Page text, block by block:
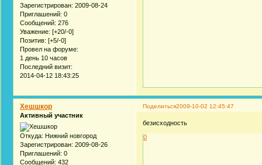
Зарегистрирован: 2009-08-24
Приглашений: 0
Сообщений: 276
Уважение: [+20/-0]
Позитив: [+5/-0]
Провел на форуме:
1 день 10 часов
Последний визит:
2014-04-12 18:43:25
Поделиться2009-10-02 12:45:47
Хешшкор
Активный участник
Откуда: Нижний новгород
Зарегистрирован: 2009-08-26
Приглашений: 0
Сообщений: 432
безисходность
0